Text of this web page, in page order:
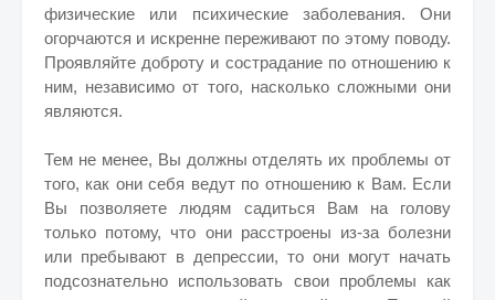
физические или психические заболевания. Они
огорчаются и искренне переживают по этому поводу.
Проявляйте доброту и сострадание по отношению к
ним, независимо от того, насколько сложными они
являются.
Тем не менее, Вы должны отделять их проблемы от
того, как они себя ведут по отношению к Вам. Если
Вы позволяете людям садиться Вам на голову
только потому, что они расстроены из-за болезни
или пребывают в депрессии, то они могут начать
подсознательно использовать свои проблемы как